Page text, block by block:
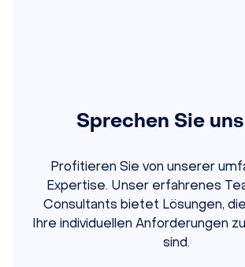
Sprechen Sie
Profitieren Sie von unserer
Expertise. Unser erfahrenes
Consultants bietet Lösungen,
Ihre individuellen Anforderungen
sind.